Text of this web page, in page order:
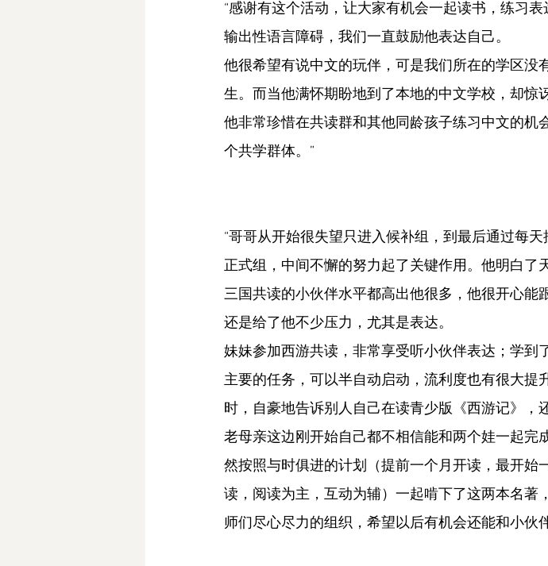
“感谢有这个活动，让大家有机会一起读书，练习
输出性语言障碍，我们一直鼓励他表达自己。
他很希望有说中文的玩伴，可是我们所在的学区没
生。而当他满怀期盼地到了本地的中文学校，却惊
他非常珍惜在共读群和其他同龄孩子练习中文的机
个共学群体。”
“哥哥从开始很失望只进入候补组，到最后通过每
正式组，中间不懈的努力起了关键作用。他明白了
三国共读的小伙伴水平都高出他很多，他很开心能
还是给了他不少压力，尤其是表达。
妹妹参加西游共读，非常享受听小伙伴表达；学到
主要的任务，可以半自动启动，流利度也有很大提
时，自豪地告诉别人自己在读青少版《西游记》，
老母亲这边刚开始自己都不相信能和两个娃一起完
然按照与时俱进的计划（提前一个月开读，最开始
读，阅读为主，互动为辅）一起啃下了这两本名著
师们尽心尽力的组织，希望以后有机会还能和小伙